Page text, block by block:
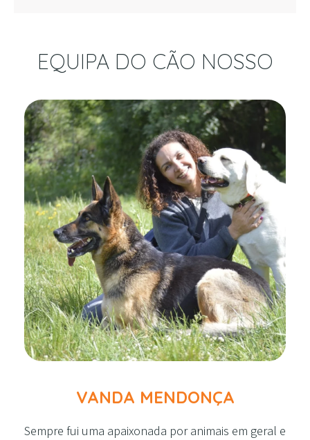
EQUIPA DO CÃO NOSSO
VANDA MENDONÇA
Sempre fui uma apaixonada por animais em geral e